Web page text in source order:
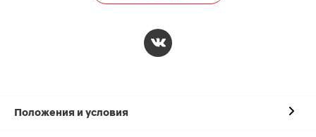
Положения и условия